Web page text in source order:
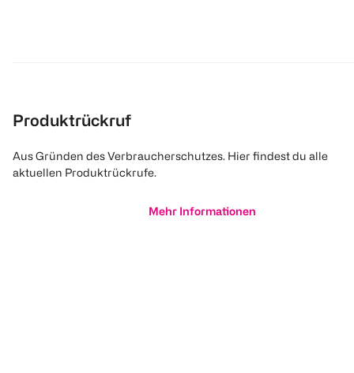
Produktrückruf
Aus Gründen des Verbraucherschutzes. Hier findest du alle
aktuellen Produktrückrufe.
Mehr Informationen